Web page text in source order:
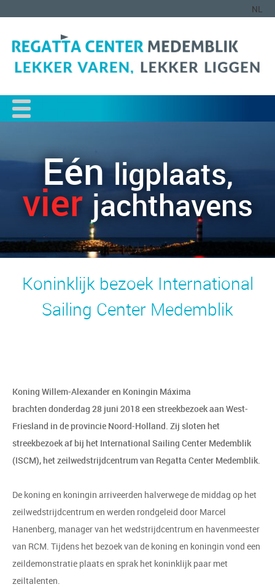
NL
Eénligplaats,
vierjachthavens
Koninklijk bezoek International
Sailing Center Medemblik
Koning Willem-Alexander en Koningin Máxima
brachten donderdag 28 juni 2018 een streekbezoek aan West-
Friesland in de provincie Noord-Holland. Zij sloten het
streekbezoek af bij het International Sailing Center Medemblik
(ISCM), het zeilwedstrijdcentrum van Regatta Center Medemblik.
De koning en koningin arriveerden halverwege de middag op het
zeilwedstrijdcentrum en werden rondgeleid door Marcel
Hanenberg, manager van het wedstrijdcentrum en havenmeester
van RCM. Tijdens het bezoek van de koning en koningin vond een
zeildemonstratie plaats en sprak het koninklijk paar met
zeiltalenten.